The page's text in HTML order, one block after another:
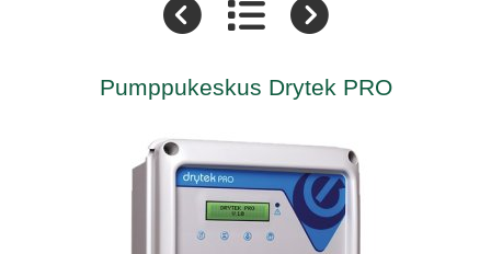
Pumppukeskus Drytek PRO